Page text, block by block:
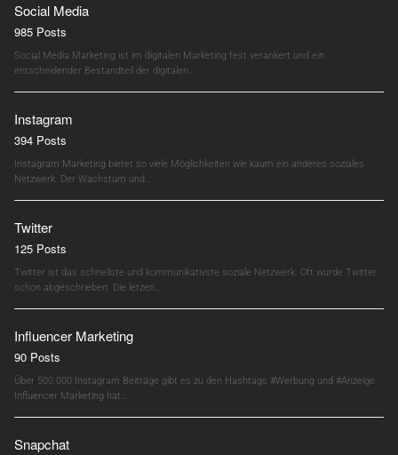
Social Media
985 Posts
Social Media Marketing ist im digitalen Marketing fest verankert und ein
entscheidender Bestandteil der digitalen…
Instagram
394 Posts
Instagram Marketing bietet so viele Möglichkeiten wie kaum ein anderes soziales
Netzwerk. Der Wachstum und…
Twitter
125 Posts
Twitter ist das schnellste und kommunikativste soziale Netzwerk. Oft wurde Twitter
schon abgeschrieben. Die letzen…
Influencer Marketing
90 Posts
Über 500.000 Instagram Beiträge gibt es zu den Hashtags #Werbung und #Anzeige.
Influencer Marketing hat…
Snapchat